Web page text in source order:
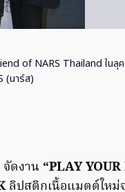
of NARS Thailand ในลุค
(นาร์ส)
จัดงาน “PLAY
ลิปสติกเนื้อแมตต์ใหม่